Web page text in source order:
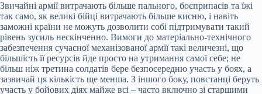
Звичайні армії витрачають більше пального, боєприпасів та їжі
так само, як великі бійці витрачають більше кисню, і навіть
заможні країни не можуть дозволити собі підтримувати такий
рівень зусиль нескінченно. Вимоги до матеріально-технічного
забезпечення сучасної механізованої армії такі величезні, що
більшість її ресурсів йде просто на утримання самої себе; не
більш ніж третина солдатів бере безпосередню участь у боях, а
зазвичай ця кількість ще менша. З іншого боку, повстанці беруть
участь у бойових діях майже всі – часто включно зі старшими